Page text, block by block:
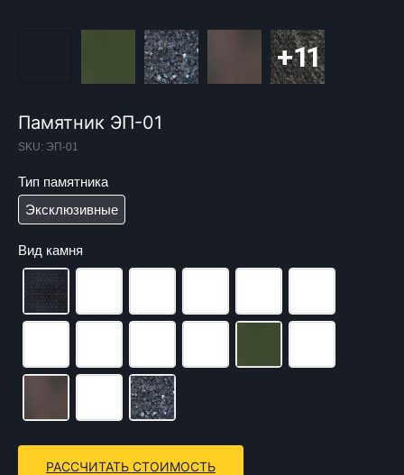
Памятник ЭП-01
SKU: ЭП-01
Тип памятника
Эксклюзивные
Вид камня
РАССЧИТАТЬ СТОИМОСТЬ